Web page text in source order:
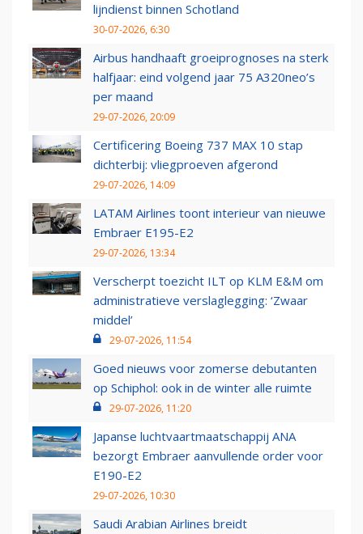
lijndienst binnen Schotland
30-07-2026, 6:30
Airbus handhaaft groeiprognoses na sterk
halfjaar: eind volgend jaar 75 A320neo’s
per maand
29-07-2026, 20:09
Certificering Boeing 737 MAX 10 stap
dichterbij: vliegproeven afgerond
29-07-2026, 14:09
LATAM Airlines toont interieur van nieuwe
Embraer E195-E2
29-07-2026, 13:34
Verscherpt toezicht ILT op KLM E&M om
administratieve verslaglegging: ‘Zwaar
middel’
29-07-2026, 11:54
Goed nieuws voor zomerse debutanten
op Schiphol: ook in de winter alle ruimte
29-07-2026, 11:20
Japanse luchtvaartmaatschappij ANA
bezorgt Embraer aanvullende order voor
E190-E2
29-07-2026, 10:30
Saudi Arabian Airlines breidt